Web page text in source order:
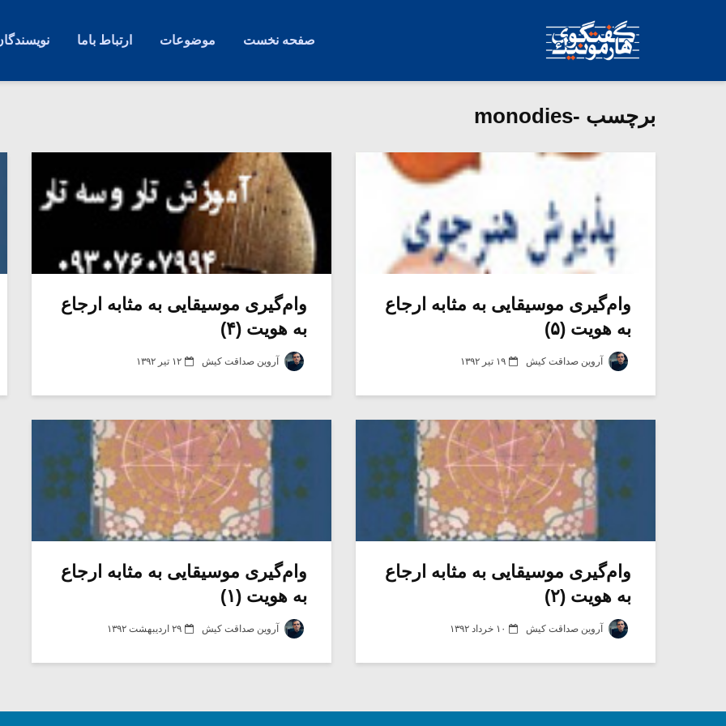
صفحه نخست موضوعات ارتباط باما
برچسب -monodies
وام‌گیری موسیقایی به مثابه ارجاع
به هویت (۵)
آروین صداقت کیش ۱۹ تیر ۱۳۹۲
وام‌گیری موسیقایی به مثابه ارجاع
به هویت (۴)
آروین صداقت کیش ۱۲ تیر ۱۳۹۲
وام‌گیری موسیقایی به مثابه ارجاع
به هویت (۲)
آروین صداقت کیش ۱۰ خرداد ۱۳۹۲
وام‌گیری موسیقایی به مثابه ارجاع
به هویت (۱)
آروین صداقت کیش ۲۹ اردیبهشت ۱۳۹۲